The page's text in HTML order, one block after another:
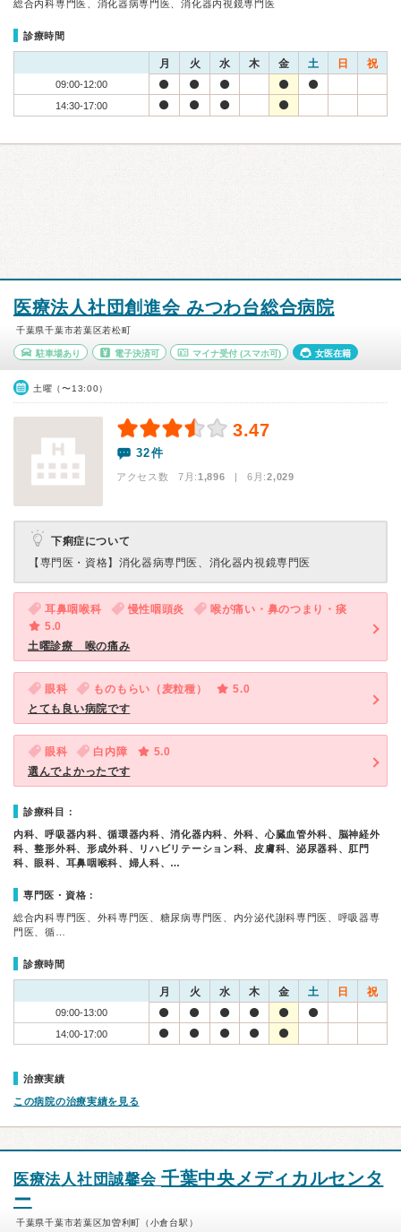
総合内科専門医、消化器病専門医、消化器内視鏡専門医
診療時間
月 火 水 木 金 土 日 祝
09:00-12:00
14:30-17:00
医療法人社団創進会 みつわ台総合病院
千葉県千葉市若葉区若松町
駐車場あり 電子決済可 マイナ受付 (スマホ可) 女医在籍
土曜（〜13:00）
3.47
32件
アクセス数 7月:1,896 | 6月:2,029
下痢症について
【専門医・資格】 消化器病専門医、消化器内視鏡専門医
耳鼻咽喉科 慢性咽頭炎
喉が痛い・鼻のつまり・痰
5.0
土曜診療 喉の痛み
眼科 ものもらい（麦粒種）
5.0
とても良い病院です
眼科 白内障
5.0
選んでよかったです
診療科目：
内科、呼吸器内科、循環器内科、消化器内科、外科、心臓血管外科、脳神経外
科、整形外科、形成外科、リハビリテーション科、皮膚科、泌尿器科、肛門
科、眼科、耳鼻咽喉科、婦人科、…
専門医・資格：
総合内科専門医、外科専門医、糖尿病専門医、内分泌代謝科専門医、呼吸器専
門医、循…
診療時間
月 火 水 木 金 土 日 祝
09:00-13:00
14:00-17:00
治療実績
この病院の治療実績を見る
医療法人社団誠馨会 千葉中央メディカルセンタ
ー
千葉県千葉市若葉区加曽利町（小倉台駅）